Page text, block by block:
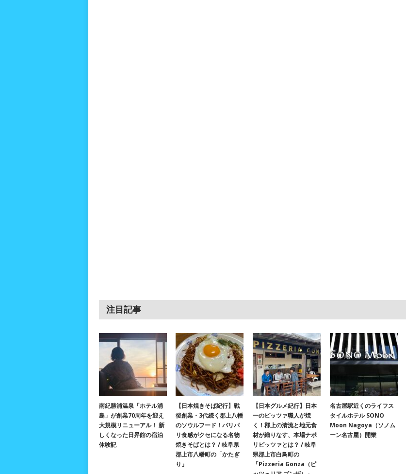
注目記事
南紀勝浦温泉「ホテル浦
島」が創業70周年を迎え
大規模リニューアル！ 新
しくなった日昇館の宿泊
体験記
【日本焼きそば紀行】戦
後創業・3代続く郡上八幡
のソウルフード！パリパ
リ食感がクセになる名物
焼きそばとは？ / 岐阜県
郡上市八幡町の「かたぎ
り」
【日本グルメ紀行】日本
一のピッツァ職人が焼
く！郡上の清流と地元食
材が織りなす、本場ナポ
リピッツァとは？ / 岐阜
県郡上市白鳥町の
「Pizzeria Gonza（ピ
名古屋駅近くのライフス
タイルホテル SONO
Moon Nagoya（ソノム
ーン名古屋）開業